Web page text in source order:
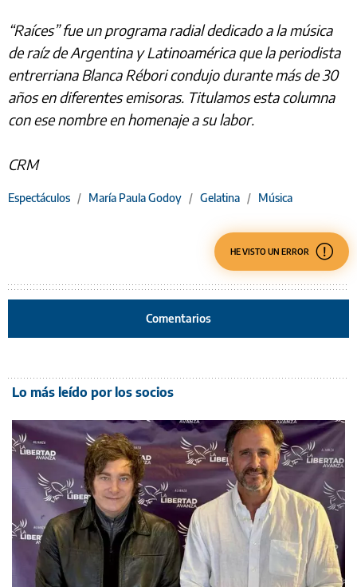
“Raíces” fue un programa radial dedicado a la música
de raíz de Argentina y Latinoamérica que la periodista
entrerriana Blanca Rébori condujo durante más de 30
años en diferentes emisoras. Titulamos esta columna
con ese nombre en homenaje a su labor.
CRM
Espectáculos / María Paula Godoy / Gelatina / Música
HE VISTO UN ERROR
Comentarios
Lo más leído por los socios